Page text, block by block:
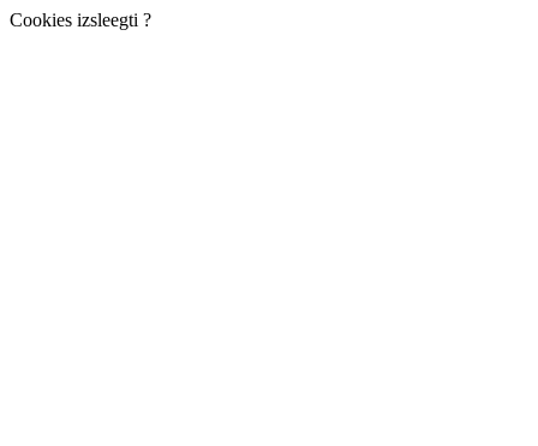
Cookies izsleegti ?